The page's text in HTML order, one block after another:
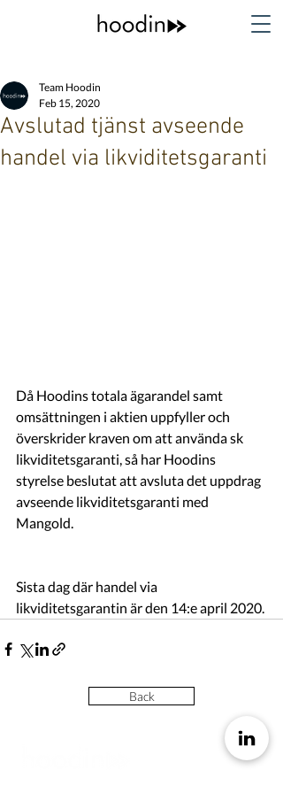
Avslutad tjänst avseende
handel via likviditetsgaranti
Team Hoodin
Feb 15, 2020
Då Hoodins totala ägarandel samt
omsättningen i aktien uppfyller och
överskrider kraven om att använda sk
likviditetsgaranti, så har Hoodins
styrelse beslutat att avsluta det uppdrag
avseende likviditetsgaranti med
Mangold.
Sista dag där handel via
likviditetsgarantin är den 14:e april 2020.
Back